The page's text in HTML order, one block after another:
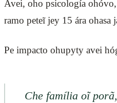
Avei, oho psicología
ramo peteĩ jey 15 ára ohasa
Pe impacto ohupyty avei
Che família oĩ